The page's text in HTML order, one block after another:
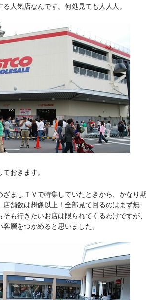
人気店なんです。何処見ても人人人。
おきます。
ざましＴＶで特集していたときから、かなり期
店舗数は想像以上！全部見て回るのはまず無
も行きたいお店は限られてくるわけですが、
層をつかめると思いました。